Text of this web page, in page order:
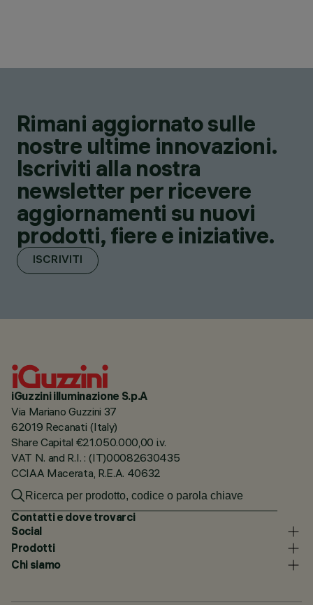
Rimani aggiornato sulle
nostre ultime innovazioni.
Iscriviti alla nostra
newsletter per ricevere
aggiornamenti su nuovi
prodotti, fiere e iniziative.
ISCRIVITI
iGuzzini illuminazione S.p.A
Via Mariano Guzzini 37
62019 Recanati (Italy)
Share Capital €21.050.000,00 i.v.
VAT N. and R.I. : (IT)00082630435
CCIAA Macerata, R.E.A. 40632
Contatti e dove trovarci
Social
Prodotti
Chi siamo